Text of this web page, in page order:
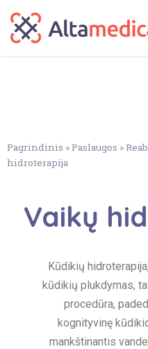
Pagrindinis »Paslaugos »
hidroterapija
Vaikų
Kūdikių
kūdikių plukdymas,
procedūra,
kognityvinę
mankštinantis